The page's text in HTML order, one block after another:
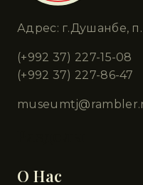
Адрес: г.Душанбе,
(+992 37) 227-15-08
(+992 37) 227-86-47
О Нас